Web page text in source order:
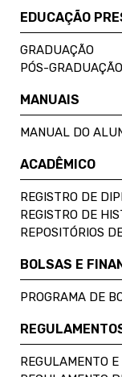
EDUCAÇÃO
GRADUAÇÃO
PÓS-GRADUAÇÃO
MANUAIS
MANUAL DO
ACADÊMICO
REGISTRO DE
REGISTRO DE
REPOSITÓRIOS
BOLSAS E
PROGRAMA DE
REGULAMENTO